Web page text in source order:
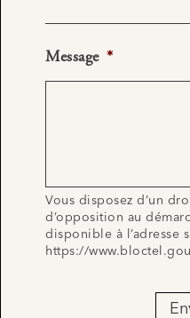
Message *
Vous disposez d’un
d’opposition au
disponible à l’adresse
https://